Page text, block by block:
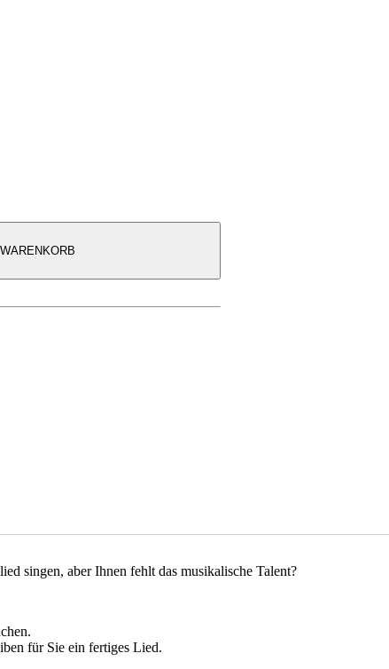
WARENKORB
singen, aber Ihnen fehlt das musikalische Talent?
für Sie ein fertiges Lied.